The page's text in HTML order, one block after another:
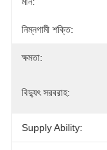
নিম্নগামী শক্তি:
ক্ষমতা:
বিদ্যুৎ সরবরাহ:
Supply Ability: